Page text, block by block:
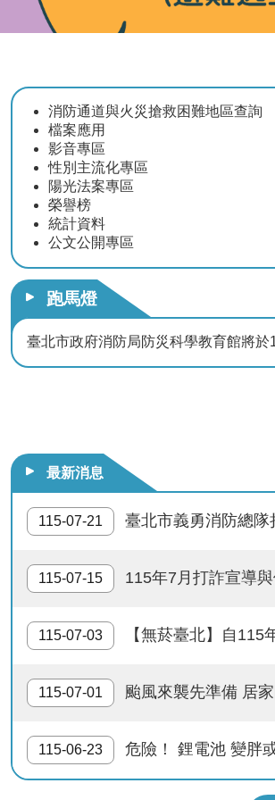
消防通道與火災搶救困難地區查詢
檔案應用
影音專區
性別主流化專區
陽光法案專區
榮譽榜
統計資料
公文公開專區
跑馬燈
臺北市政府消防局防災科學教育館將於
多一分防災準備 少一分財產損失
供公眾使用建築物內進行明火表演，應
打119說清楚講明白 消防隊救人性命馬
快樂出門去 隨手關電器
瓦斯燃燒通風好 生命安全才可保
最新消息
115-07-21 臺北市義勇消防總隊捐款專戶115年
115-07-15 115年7月打詐宣導
115-07-03 【無菸臺北】自115年6月1日起，西門町商圈實施禁菸。115年8月1日起迪化街
115-07-01 颱風來襲先準備 居家防
115-06-23 危險！ 鋰電池 變胖或異常高溫？請立刻停